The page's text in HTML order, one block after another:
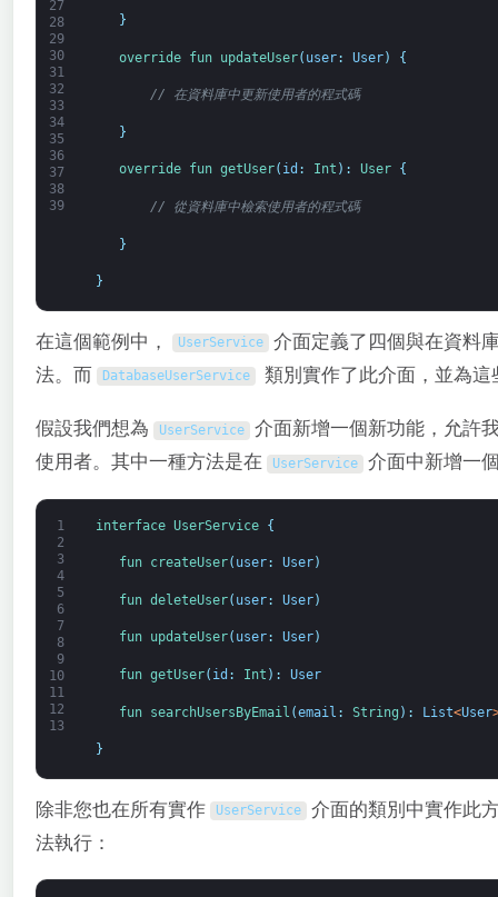
27
28
29
30
31
32
33
34
35
36
37
38
39
}
override fun updateUser( user: User) {
// 在資料庫中更新使用者的程式碼
}
override fun getUser( id : Int ) : User {
// 從資料庫中檢索使用者的程式碼
}
}
在這個範例中， UserService 介面定義了四個與在資料
法。而
DatabaseUserService 類別實作了此介面，並為這
假設我們想為 UserService 介面新增一個新功能，允許
使用者。其中一種方法是在
UserService 介面中新增一
1
2
3
4
5
6
7
8
9
10
11
12
13
interface UserService {
fun createUser( user: User)
fun deleteUser( user: User)
fun updateUser( user: User)
fun getUser( id : Int ) : User
fun searchUsersByEmail (email : String ) : List<User
}
除非您也在所有實作 UserService 介面的類別中實作此
法執行：